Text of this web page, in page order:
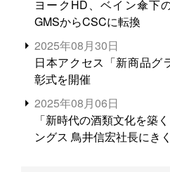
ヨークHD、ベイン傘下
GMSからCSCに転換
2025年08月30日
日本アクセス「新商品グ
彰式を開催
2025年08月06日
「新時代の酒類文化を築
ングス 鳥井信宏社長にきく